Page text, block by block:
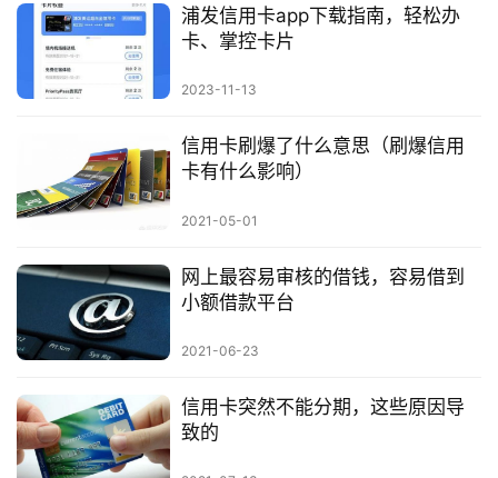
浦发信用卡app下载指南，轻松办
卡、掌控卡片
2023-11-13
信用卡刷爆了什么意思（刷爆信用
卡有什么影响）
2021-05-01
网上最容易审核的借钱，容易借到
小额借款平台
2021-06-23
信用卡突然不能分期，这些原因导
致的